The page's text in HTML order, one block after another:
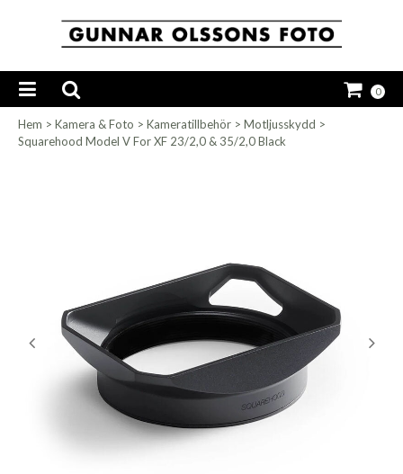
0
Hem > Kamera & Foto > Kameratillbehör > Motljusskydd >
Squarehood Model V For XF 23/2,0 & 35/2,0 Black